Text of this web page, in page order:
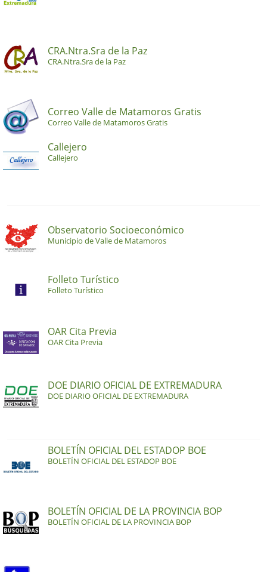
CRA.Ntra.Sra de la Paz
CRA.Ntra.Sra de la Paz
Correo Valle de Matamoros Gratis
Correo Valle de Matamoros Gratis
Callejero
Callejero
Observatorio Socioeconómico
Municipio de Valle de Matamoros
Folleto Turístico
Folleto Turístico
OAR Cita Previa
OAR Cita Previa
DOE DIARIO OFICIAL DE EXTREMADURA
DOE DIARIO OFICIAL DE EXTREMADURA
BOLETÍN OFICIAL DEL ESTADOP BOE
BOLETÍN OFICIAL DEL ESTADOP BOE
BOLETÍN OFICIAL DE LA PROVINCIA BOP
BOLETÍN OFICIAL DE LA PROVINCIA BOP